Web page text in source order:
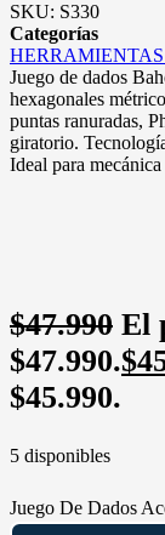
SKU: S330
Categorías
Juego de dados
hexagonales
puntas ranuradas,
giratorio.
Ideal para
$47.990 El
$47.990.$
$45.990.
5 disponibles
Juego De Dados